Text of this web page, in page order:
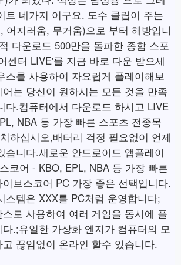
트 네가지 이구요. 도수 클립이 주는
어지러움, 무거움)으로 부터 해방입니
다운로드 500만을 돌파한 종합 스포
센터 LIVE'를 지금 바로 다운 받으세
스를 사용하여 자요럽게 플레이해보
는 당신이 원하시는 모든 것을 만족
다.컴퓨터에서 다운로드 하시고 LIVE
NBA 등 가장 빠른 스포츠 전종목
하십시오,배터리 걱정 필요없이 언제
습니다.새로운 안드로이드 앱플레이
코어 - KBO, EPL, NBA 등 가장 빠른
브스코어 PC 가장 좋은 선택입니다.
스템은 XXX를 PC처럼 운영합니다;
로 사용하여 여러 게임을 동시에 플
.;유일한 가상화 엔지가 컴퓨터의 모
끊임없이 온라인 할수 있습니다.